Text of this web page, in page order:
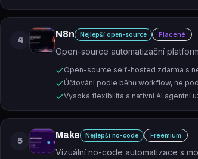
4
N8n Nejlepší open-source Placené
Open-source automatizační
Open-source self-hosted zdarma s
Účtování podle běhů workflow, ne
Vysoká flexibilita a nativní AI agentní
5
Make Nejlepší no-code Freemium
Vizuální no-code automatizace s